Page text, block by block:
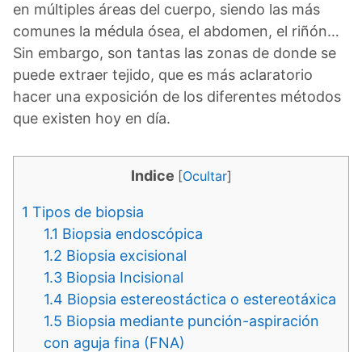
en múltiples áreas del cuerpo, siendo las más
comunes la médula ósea, el abdomen, el riñón…
Sin embargo, son tantas las zonas de donde se
puede extraer tejido, que es más aclaratorio
hacer una exposición de los diferentes métodos
que existen hoy en día.
Indice [Ocultar]
1 Tipos de biopsia
1.1 Biopsia endoscópica
1.2 Biopsia excisional
1.3 Biopsia Incisional
1.4 Biopsia estereostáctica o estereotáxica
1.5 Biopsia mediante punción-aspiración
con aguja fina (FNA)